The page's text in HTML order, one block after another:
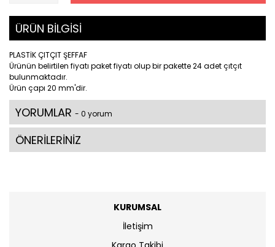
ÜRÜN BİLGİSİ
PLASTİK ÇITÇIT ŞEFFAF
Ürünün belirtilen fiyatı paket fiyatı olup bir pakette 24 adet çıtçıt
bulunmaktadır.
Ürün çapı 20 mm'dir.
YORUMLAR - 0 yorum
ÖNERİLERİNİZ
KURUMSAL
İletişim